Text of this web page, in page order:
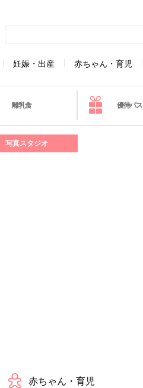
妊娠・出産 赤ちゃん・育児
離乳食 優待パス
写真スタジオ
赤ちゃん・育児